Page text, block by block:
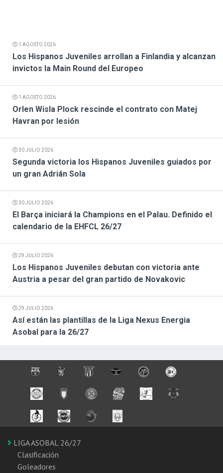
1 AGOSTO 2026
Los Hispanos Juveniles arrollan a Finlandia y alcanzan
invictos la Main Round del Europeo
1 AGOSTO 2026
Orlen Wisla Plock rescinde el contrato con Matej
Havran por lesión
30 JULIO 2026
Segunda victoria los Hispanos Juveniles guiados por
un gran Adrián Sola
30 JULIO 2026
El Barça iniciará la Champions en el Palau. Definido el
calendario de la EHFCL 26/27
29 JULIO 2026
Los Hispanos Juveniles debutan con victoria ante
Austria a pesar del gran partido de Novakovic
29 JULIO 2026
Así están las plantillas de la Liga Nexus Energia
Asobal para la 26/27
LIGA ASOBAL 26/27
Clasificación
Goleadores